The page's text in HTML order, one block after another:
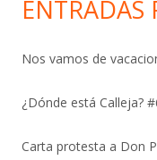
ENTRADAS
Nos vamos de
¿Dónde está Calleja?
Carta protesta a Don